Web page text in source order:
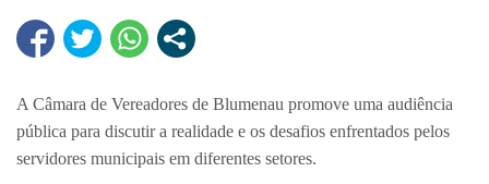
A Câmara de Vereadores de Blumenau promove uma audiência
pública para discutir a realidade e os desafios enfrentados pelos
servidores municipais em diferentes setores.